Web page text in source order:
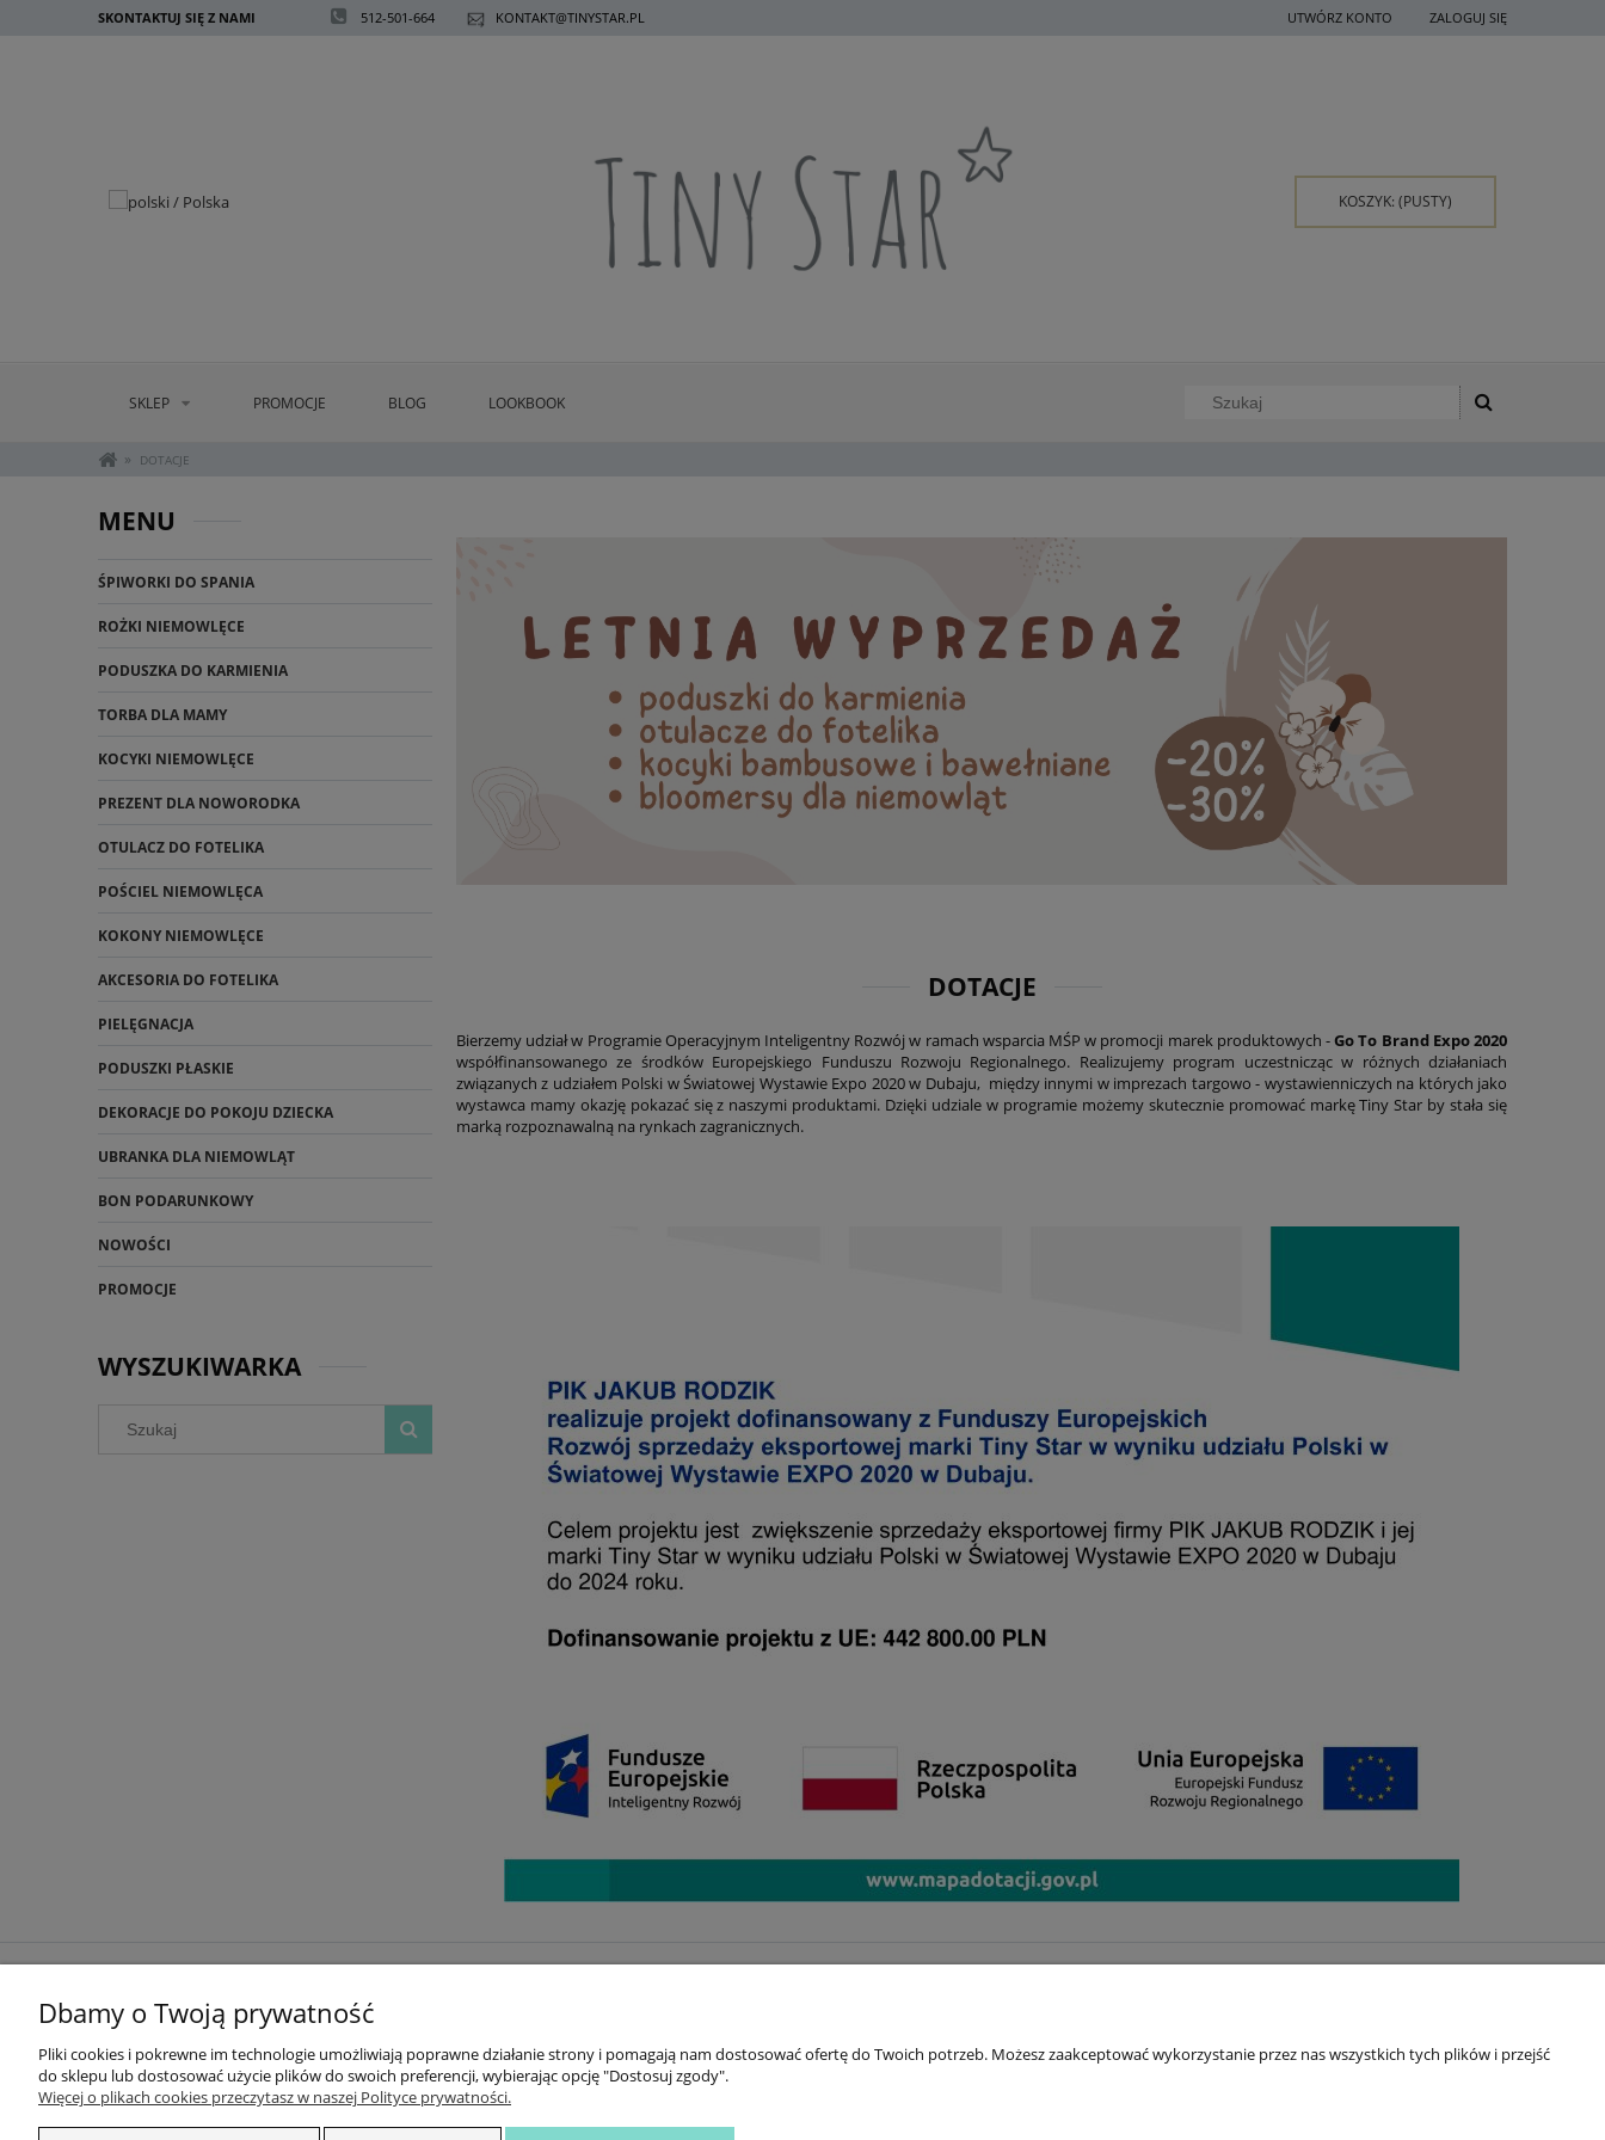
SKONTAKTUJ SIĘ Z NAMI 512-501-664 KONTAKT@TINYSTAR.PL UTWÓRZ KONTO ZALOGUJ SIĘ
KOSZYK: (PUSTY)
SKLEP PROMOCJE BLOG LOOKBOOK
» DOTACJE
MENU
ŚPIWORKI DO SPANIA
ROŻKI NIEMOWLĘCE
PODUSZKA DO KARMIENIA
TORBA DLA MAMY
KOCYKI NIEMOWLĘCE
PREZENT DLA NOWORODKA
OTULACZ DO FOTELIKA
POŚCIEL NIEMOWLĘCA
KOKONY NIEMOWLĘCE
AKCESORIA DO FOTELIKA
PIELĘGNACJA
PODUSZKI PŁASKIE
DEKORACJE DO POKOJU DZIECKA
UBRANKA DLA NIEMOWLĄT
BON PODARUNKOWY
NOWOŚCI
PROMOCJE
WYSZUKIWARKA
DOTACJE
Bierzemy udział w Programie Operacyjnym Inteligentny Rozwój w ramach wsparcia MŚP w promocji marek produktowych -Go To Brand Expo 2020
współfinansowanego ze środków Europejskiego Funduszu Rozwoju Regionalnego. Realizujemy program uczestnicząc w różnych działaniach
związanych z udziałem Polski w Światowej Wystawie Expo 2020 w Dubaju, między innymi w imprezach targowo - wystawienniczych na których jako
wystawca mamy okazję pokazać się z naszymi produktami. Dzięki udziale w programie możemy skutecznie promować markę Tiny Star by stała się
marką rozpoznawalną na rynkach zagranicznych.
DOKONAJ ZWROTU
DOSTAWA I PŁATNOŚĆ
ZWROTY I REKLAMACJE
O TINY STAR
INSTAGRAM
Dbamy o Twoją prywatność
Pliki cookies i pokrewne im technologie umożliwiają poprawne działanie strony i pomagają nam dostosować ofertę do Twoich potrzeb. Możesz zaakceptować wykorzystanie przez nas wszystkich tych plików i przejść
do sklepu lub dostosować użycie plików do swoich preferencji, wybierając opcję "Dostosuj zgody".
Więcej o plikach cookies przeczytasz w naszej Polityce prywatności.